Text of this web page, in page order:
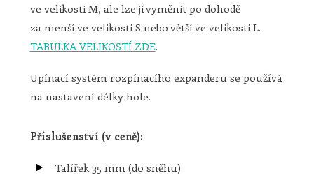
ve velikosti M, ale lze ji vyměnit po dohodě
za menší ve velikosti S nebo větší ve velikosti L.
TABULKA VELIKOSTÍ ZDE.
Upínací systém rozpínacího expanderu se používá
na nastavení délky hole.
Příslušenství (v ceně):
Talířek 35 mm (do sněhu)